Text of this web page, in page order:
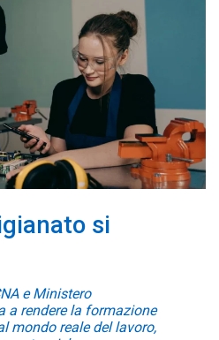
si
e Ministero
a rendere la formazione
mondo reale del lavoro,